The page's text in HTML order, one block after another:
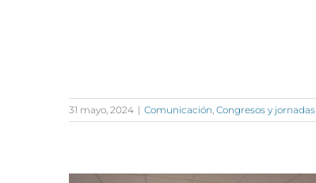
31 mayo, 2024 | Comunicación, Congresos y jornadas